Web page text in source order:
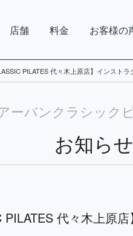
店舗 料金 お客様の
PILATES 代々木上原店】インスト
ーバンクラシック
お知らせ
PILATES 代々木上原